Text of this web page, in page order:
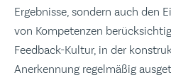
Ergebnisse, sondern auch den
von Kompetenzen
Feedback-Kultur, in der
Anerkennung regelmäßig